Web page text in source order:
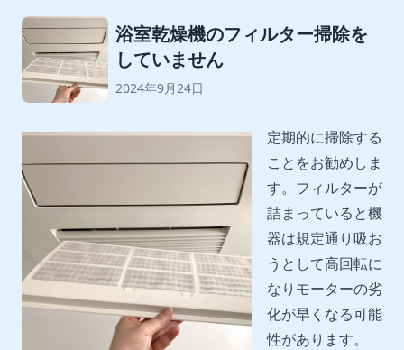
浴室乾燥機のフィルター掃除を
していません
2024年9月24日
定期的に掃除する
ことをお勧めしま
す。フィルターが
詰まっていると機
器は規定通り吸お
うとして高回転に
なりモーターの劣
化が早くなる可能
性があります。